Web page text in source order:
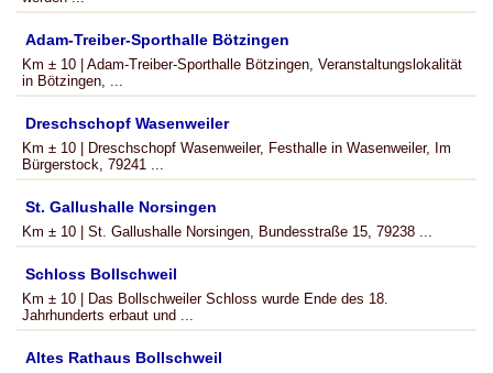
Adam-Treiber-Sporthalle Bötzingen
Km ± 10 | Adam-Treiber-Sporthalle Bötzingen, Veranstaltungslokalität
in Bötzingen, ...
Dreschschopf Wasenweiler
Km ± 10 | Dreschschopf Wasenweiler, Festhalle in Wasenweiler, Im
Bürgerstock, 79241 ...
St. Gallushalle Norsingen
Km ± 10 | St. Gallushalle Norsingen, Bundesstraße 15, 79238 ...
Schloss Bollschweil
Km ± 10 | Das Bollschweiler Schloss wurde Ende des 18.
Jahrhunderts erbaut und ...
Altes Rathaus Bollschweil